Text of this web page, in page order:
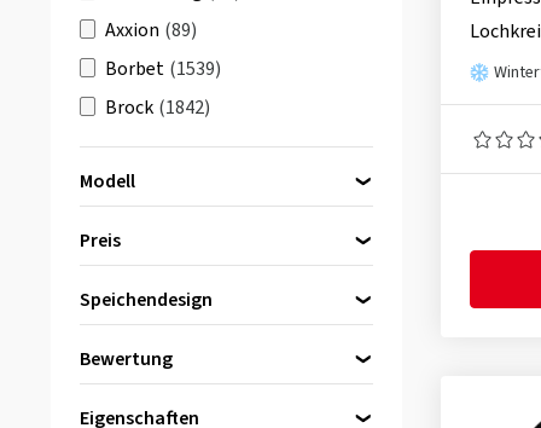
Axxion (89)
Borbet (1539)
Brock (1842)
Carmani(639)
CMS
DBV(629)
Dezent(2505)
Dotz(498)
Eta-Beta(195)
Modell
Oxigin 14 Oxrock
Oxigin 18 Concave(28)
Oxigin 18_E Concave Evolution
(46)
Preis
von
bis
Speichendesign
Kreuzspeiche
Bewertung
Eigenschaften